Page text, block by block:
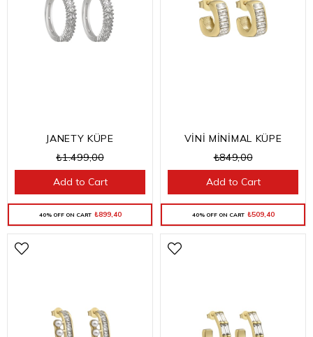
JANETY KÜPE
₺1.499,00
40% OFF ON CART ₺899,40
Add to Cart
VİNİ MİNİMAL KÜPE
₺849,00
40% OFF ON CART ₺509,40
Add to Cart